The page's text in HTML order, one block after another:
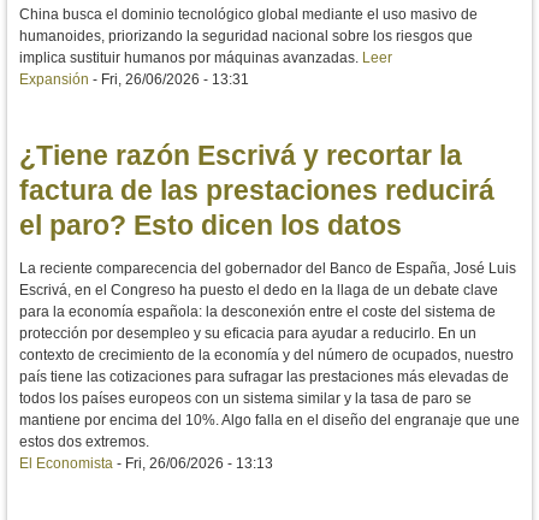
China busca el dominio tecnológico global mediante el uso masivo de
humanoides, priorizando la seguridad nacional sobre los riesgos que
implica sustituir humanos por máquinas avanzadas. Leer
Expansión - Fri, 26/06/2026 - 13:31
¿Tiene razón Escrivá y recortar la
factura de las prestaciones reducirá
el paro? Esto dicen los datos
La reciente comparecencia del gobernador del Banco de España, José Luis
Escrivá, en el Congreso ha puesto el dedo en la llaga de un debate clave
para la economía española: la desconexión entre el coste del sistema de
protección por desempleo y su eficacia para ayudar a reducirlo. En un
contexto de crecimiento de la economía y del número de ocupados, nuestro
país tiene las cotizaciones para sufragar las prestaciones más elevadas de
todos los países europeos con un sistema similar y la tasa de paro se
mantiene por encima del 10%. Algo falla en el diseño del engranaje que une
estos dos extremos.
El Economista - Fri, 26/06/2026 - 13:13